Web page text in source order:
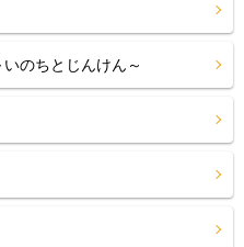
のちとじんけん～